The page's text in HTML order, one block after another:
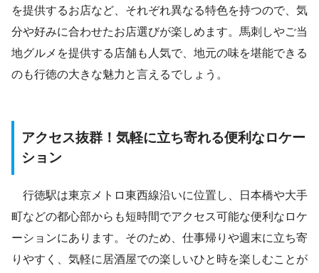
を提供するお店など、それぞれ異なる特色を持つので、気
分や好みに合わせたお店選びが楽しめます。馬刺しやご当
地グルメを提供する店舗も人気で、地元の味を堪能できる
のも行徳の大きな魅力と言えるでしょう。
アクセス抜群！気軽に立ち寄れる便利なロケー
ション
行徳駅は東京メトロ東西線沿いに位置し、日本橋や大手
町などの都心部からも短時間でアクセス可能な便利なロケ
ーションにあります。そのため、仕事帰りや週末に立ち寄
りやすく、気軽に居酒屋での楽しいひと時を楽しむことが